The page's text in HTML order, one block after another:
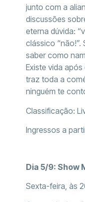
junto com a
discussões
eterna dúvida:
clássico
saber como
Existe vida
traz toda a
ninguém te
Classificação:
Ingressos a
Dia 5/9: Show
Sexta-feira, às